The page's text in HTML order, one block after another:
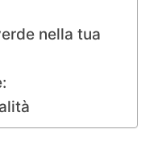
nella tua